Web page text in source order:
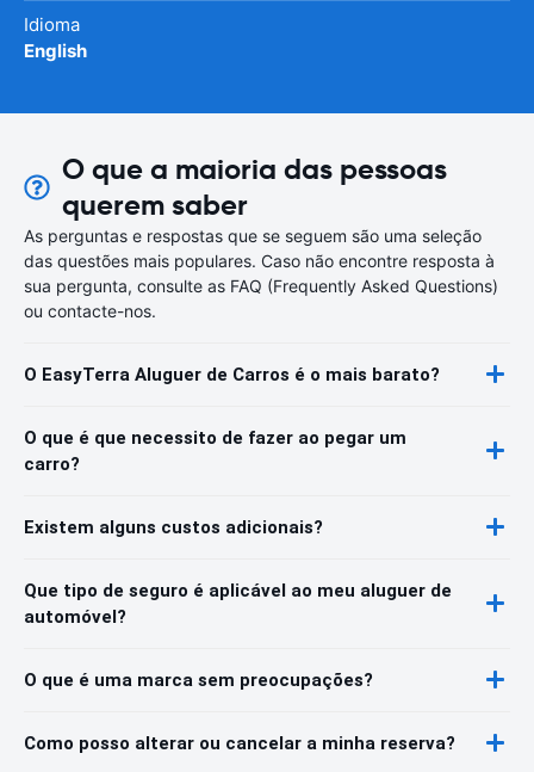
Idioma
English
O que a maioria das pessoas
querem saber
As perguntas e respostas que se seguem são uma seleção
das questões mais populares. Caso não encontre resposta à
sua pergunta, consulte as FAQ (Frequently Asked Questions)
ou contacte-nos.
O EasyTerra Aluguer de Carros é o mais barato?
O que é que necessito de fazer ao pegar um
carro?
Existem alguns custos adicionais?
Que tipo de seguro é aplicável ao meu aluguer de
automóvel?
O que é uma marca sem preocupações?
Como posso alterar ou cancelar a minha reserva?